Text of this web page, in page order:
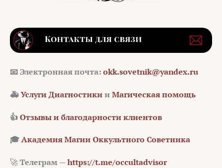
📧 Электронная почта:okk.sovetnik@yandex.ru
🚑Услуги ДиагностикииМагическая помощь
👍Отзывы и благодарности клиентов
🎓Академия Магии Оккультного Советника
🚀Телеграм —https://t.me/occultadvisor